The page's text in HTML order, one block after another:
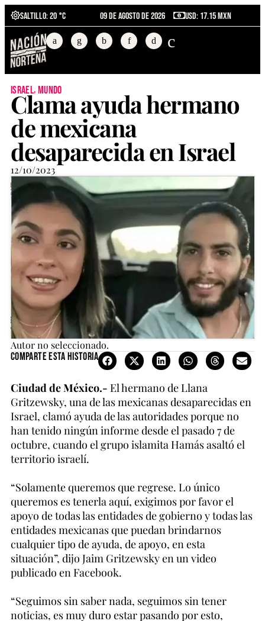
Saltillo: 20 °C 09 de agosto de 2026 USD: 17.15 MXN
israel, mundo
Clama ayuda hermano
de mexicana
desaparecida en Israel
12/10/2023
Autor no seleccionado.
Comparte esta historia
Ciudad de México.- El hermano de Llana
Gritzewsky, una de las mexicanas desaparecidas en
Israel, clamó ayuda de las autoridades porque no
han tenido ningún informe desde el pasado 7 de
octubre, cuando el grupo islamita Hamás asaltó el
territorio israelí.
“Solamente queremos que regrese. Lo único
queremos es tenerla aquí, exigimos por favor el
apoyo de todas las entidades de gobierno y todas las
entidades mexicanas que puedan brindarnos
cualquier tipo de ayuda, de apoyo, en esta
situación”, dijo Jaim Gritzewsky en un video
publicado en Facebook.
“Seguimos sin saber nada, seguimos sin tener
noticias, es muy duro estar pasando por esto,